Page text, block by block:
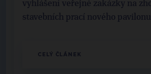
vyhlášení veřejné zakázky na
stavebních prací nového
CELÝ ČLÁNEK